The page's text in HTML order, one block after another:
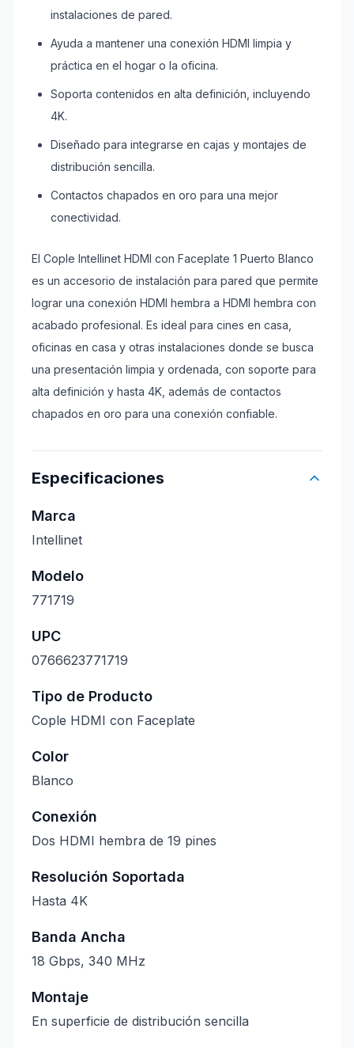
instalaciones de pared.
Ayuda a mantener una conexión HDMI limpia y
práctica en el hogar o la oficina.
Soporta contenidos en alta definición, incluyendo
4K.
Diseñado para integrarse en cajas y montajes de
distribución sencilla.
Contactos chapados en oro para una mejor
conectividad.
El Cople Intellinet HDMI con Faceplate 1 Puerto Blanco
es un accesorio de instalación para pared que permite
lograr una conexión HDMI hembra a HDMI hembra con
acabado profesional. Es ideal para cines en casa,
oficinas en casa y otras instalaciones donde se busca
una presentación limpia y ordenada, con soporte para
alta definición y hasta 4K, además de contactos
chapados en oro para una conexión confiable.
Especificaciones
Marca
Intellinet
Modelo
771719
UPC
0766623771719
Tipo de Producto
Cople HDMI con Faceplate
Color
Blanco
Conexión
Dos HDMI hembra de 19 pines
Resolución Soportada
Hasta 4K
Banda Ancha
18 Gbps, 340 MHz
Montaje
En superficie de distribución sencilla